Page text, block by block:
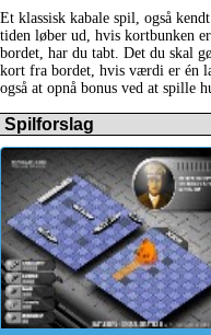
Et klassisk kabale spil, også
tiden løber ud, hvis kortbunken
bordet, har du tabt. Det du skal
kort fra bordet, hvis værdi er én
også at opnå bonus ved at spille